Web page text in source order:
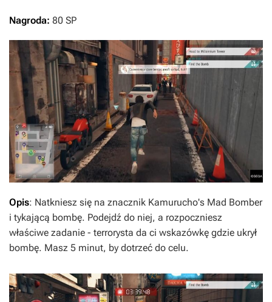
Nagroda: 80 SP
Opis: Natkniesz się na znacznik Kamurucho's Mad Bomber
i tykającą bombę. Podejdź do niej, a rozpoczniesz
właściwe zadanie - terrorysta da ci wskazówkę gdzie ukrył
bombę. Masz 5 minut, by dotrzeć do celu.